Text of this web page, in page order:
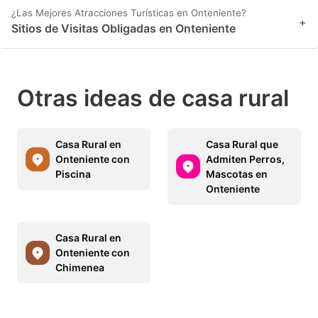
¿Las Mejores Atracciones Turísticas en Onteniente?
Sitios de Visitas Obligadas en Onteniente +
Otras ideas de casa rural
Casa Rural en
Onteniente con
Piscina
Casa Rural que
Admiten Perros,
Mascotas en
Onteniente
Casa Rural en
Onteniente con
Chimenea